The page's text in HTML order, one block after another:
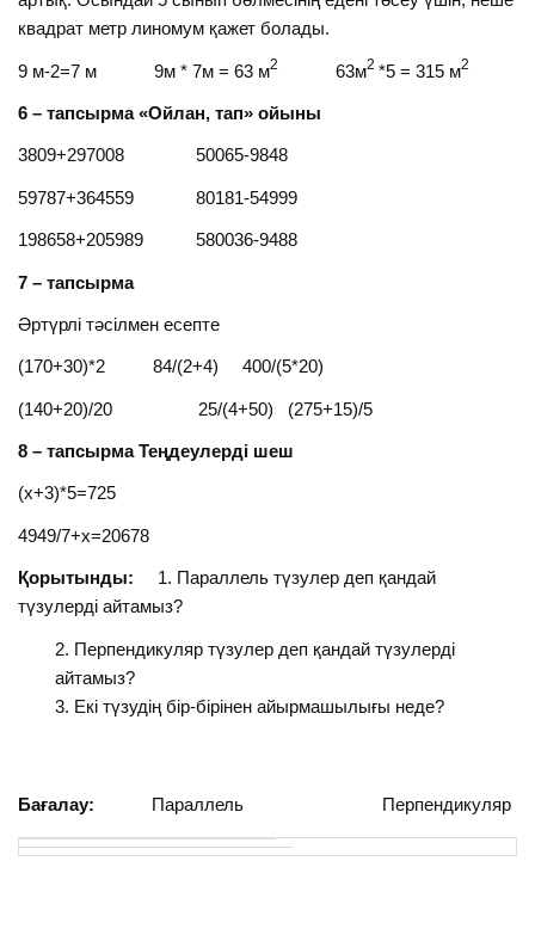
квадрат метр линомум қажет болады.
9 м-2=7 м 9м * 7м = 63 м2 63м2*5 = 315 м2
6 – тапсырма «Ойлан, тап» ойыны
3809+297008 50065-9848
59787+364559 80181-54999
198658+205989 580036-9488
7 – тапсырма
Әртүрлі тәсілмен есепте
(170+30)*2 84/(2+4) 400/(5*20)
(140+20)/20 25/(4+50) (275+15)/5
8 – тапсырма Теңдеулерді шеш
(х+3)*5=725
4949/7+х=20678
Қорытынды: 1. Параллель түзулер деп қандай
түзулерді айтамыз?
Перпендикуляр түзулер деп қандай түзулерді
айтамыз?
Екі түзудің бір-бірінен айырмашылығы неде?
Бағалау: Параллель Перпендикуляр